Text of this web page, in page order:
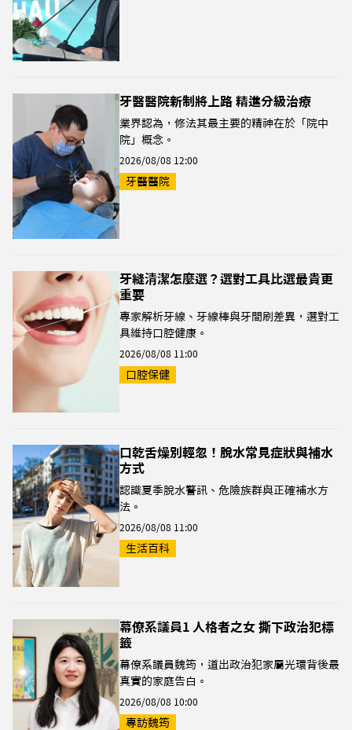
牙醫醫院新制將上路 精進分級治療
業界認為，修法其最主要的精神在於「院中
院」概念。
2026/08/08 12:00
牙醫醫院
牙縫清潔怎麼選？選對工具比選最貴更
重要
專家解析牙線、牙線棒與牙間刷差異，選對工
具維持口腔健康。
2026/08/08 11:00
口腔保健
口乾舌燥別輕忽！脫水常見症狀與補水
方式
認識夏季脫水警訊、危險族群與正確補水方
法。
2026/08/08 11:00
生活百科
幕僚系議員1 人格者之女 撕下政治犯標
籤
幕僚系議員魏筠，道出政治犯家屬光環背後最
真實的家庭告白。
2026/08/08 10:00
專訪魏筠